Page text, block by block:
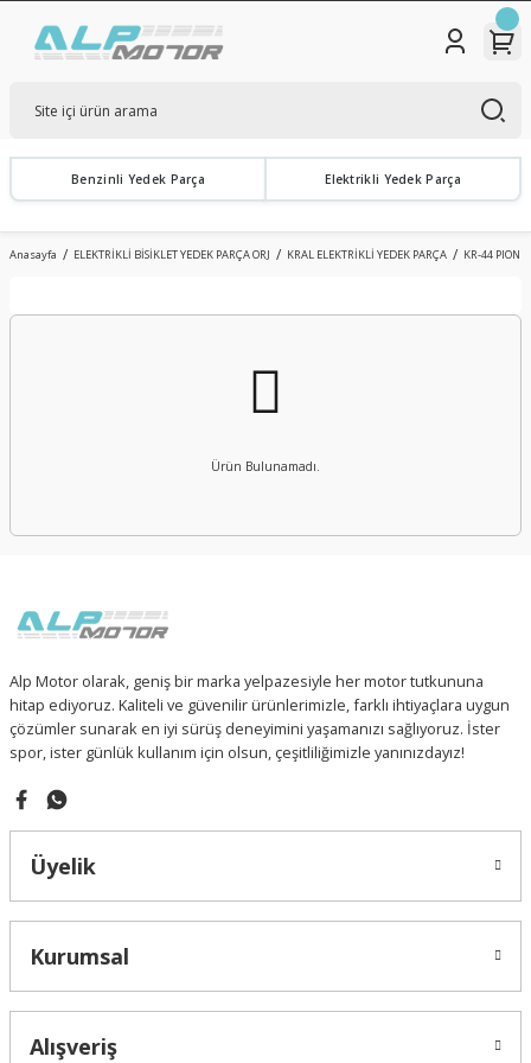
Benzinli Yedek Parça Elektrikli Yedek Parça
Anasayfa ELEKTRİKLİ BİSİKLET YEDEK PARÇA ORJ KRAL ELEKTRİKLİ YEDEK PARÇA KR-44 PION
Ürün Bulunamadı.
Alp Motor olarak, geniş bir marka yelpazesiyle her motor tutkununa
hitap ediyoruz. Kaliteli ve güvenilir ürünlerimizle, farklı ihtiyaçlara uygun
çözümler sunarak en iyi sürüş deneyimini yaşamanızı sağlıyoruz. İster
spor, ister günlük kullanım için olsun, çeşitliliğimizle yanınızdayız!
Üyelik
Kurumsal
Alışveriş